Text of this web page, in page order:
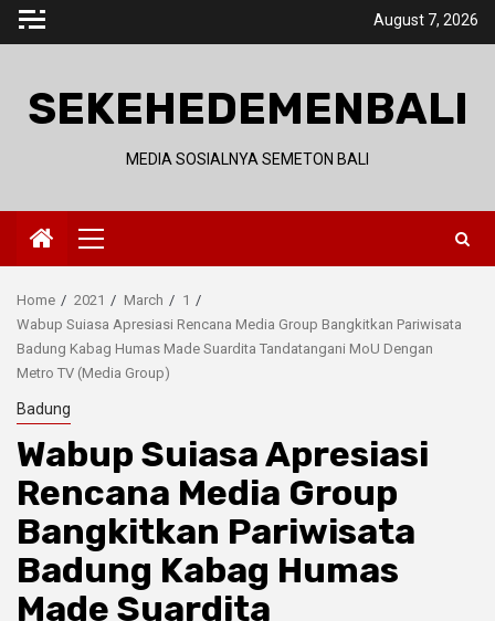
Skip
August 7, 2026
SEKEHEDEMENBALI
MEDIA SOSIALNYA SEMETON BALI
Primary
Menu
Home 2021 March
1
Wabup Suiasa Apresiasi Rencana Media Group Bangkitkan Pariwisata
Badung Kabag Humas Made Suardita Tandatangani MoU Dengan
Metro TV (Media Group)
Badung
Wabup Suiasa Apresiasi
Rencana Media Group
Bangkitkan Pariwisata
Badung Kabag Humas
Made Suardita